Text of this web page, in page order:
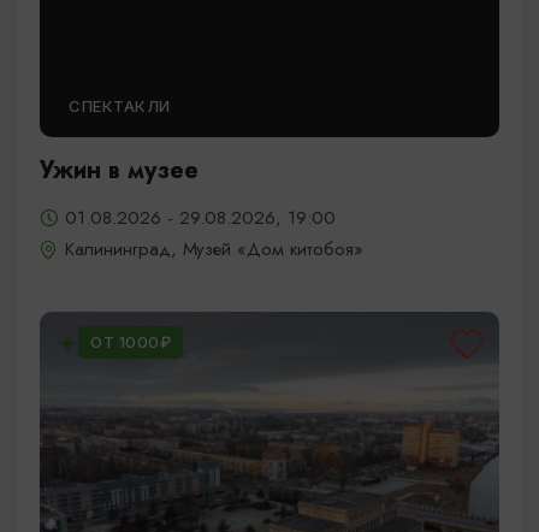
СПЕКТАКЛИ
Ужин в музее
01.08.2026 - 29.08.2026, 19:00
Калининград, Музей «Дом китобоя»
ОТ 1000₽